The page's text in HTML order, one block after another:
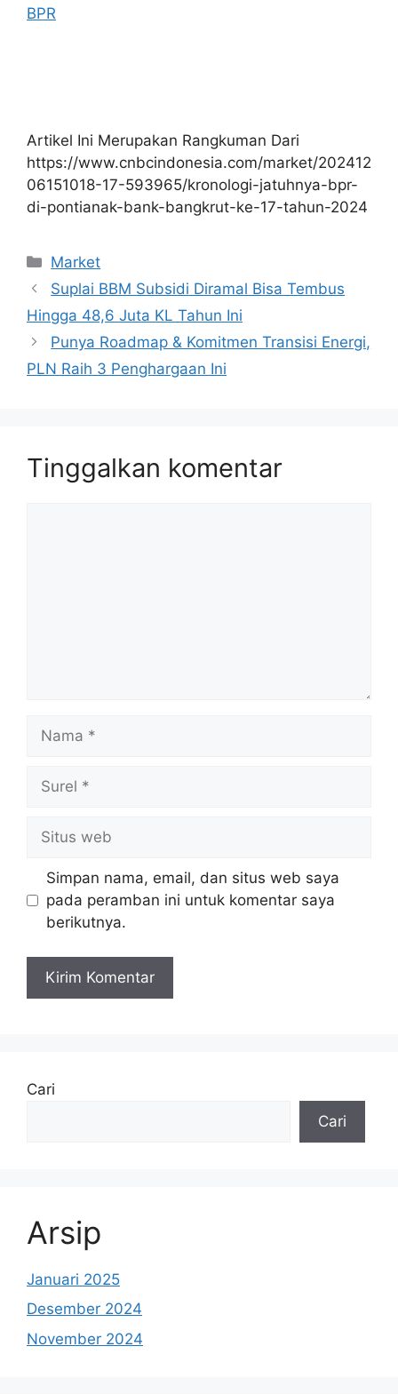
BPR
Artikel Ini Merupakan Rangkuman Dari
https://www.cnbcindonesia.com/market/202412
06151018-17-593965/kronologi-jatuhnya-bpr-
di-pontianak-bank-bangkrut-ke-17-tahun-2024
Kategori
Market
Suplai BBM Subsidi Diramal Bisa Tembus
Hingga 48,6 Juta KL Tahun Ini
Punya Roadmap & Komitmen Transisi Energi,
PLN Raih 3 Penghargaan Ini
Tinggalkan komentar
Nama
Surel
Situs
web
Simpan nama, email, dan situs web saya
pada peramban ini untuk komentar saya
berikutnya.
Cari
Cari
Arsip
Januari 2025
Desember 2024
November 2024